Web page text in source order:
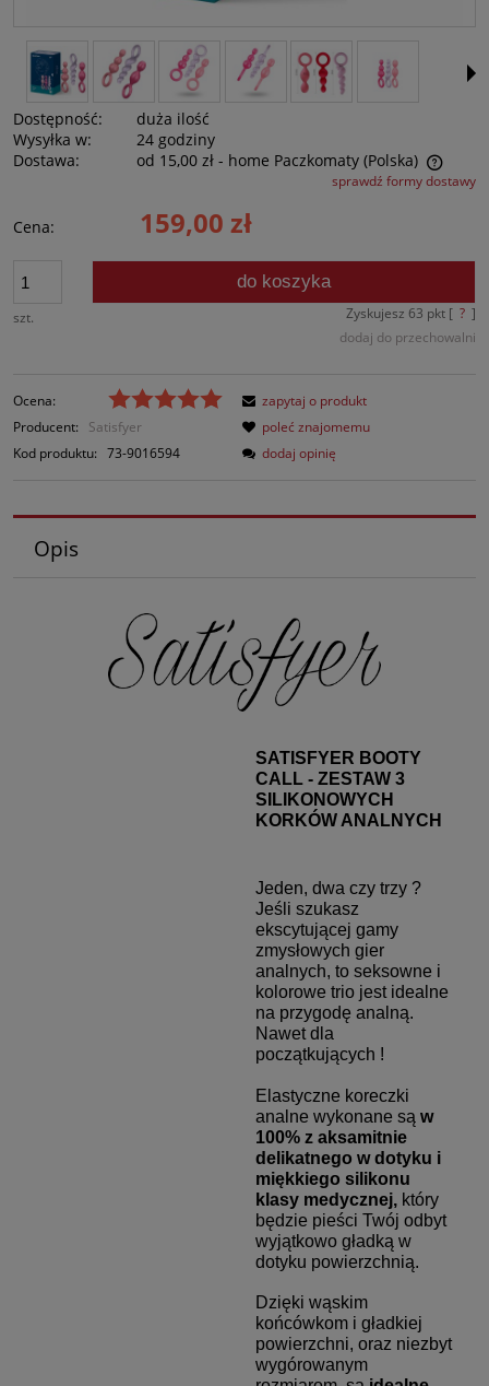
Dostępność:
duża ilość
Wysyłka w:
24 godziny
Dostawa:
od 15,00 zł - home Paczkomaty (Polska)
Cena nie zawiera ewentualnych kosztów płatnościsprawdź formy dostawy
Cena: 159,00 zł
szt.
do koszyka
Zyskujesz 63 pkt [ ? ]
dodaj do przechowalni
Ocena:
Producent:
Satisfyer
Kod produktu: 73-9016594
zapytaj o produkt
poleć znajomemu
dodaj opinię
Opis
SATISFYER BOOTY
CALL - ZESTAW 3
SILIKONOWYCH
KORKÓW ANALNYCH
Jeden, dwa czy trzy ?
Jeśli szukasz
ekscytującej gamy
zmysłowych gier
analnych, to seksowne i
kolorowe trio jest idealne
na przygodę analną.
Nawet dla
początkujących !
Elastyczne koreczki
analne wykonane są w
100% z aksamitnie
delikatnego w dotyku i
miękkiego silikonu
klasy medycznej, który
będzie pieści Twój odbyt
wyjątkowo gładką w
dotyku powierzchnią.
Dzięki wąskim
końcówkom i gładkiej
powierzchni, oraz niezbyt
wygórowanym